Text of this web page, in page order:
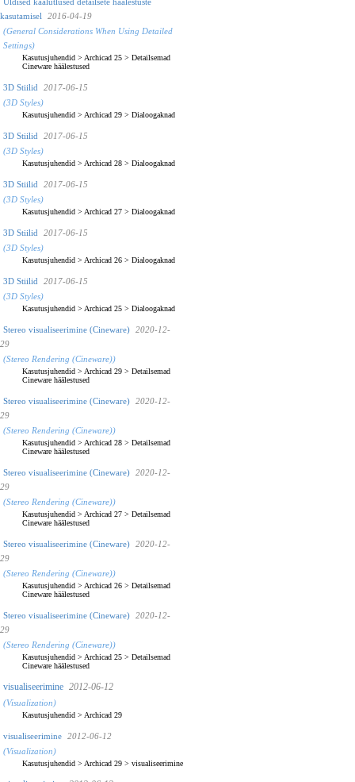
kasutamisel
2016-04-19
(General Considerations When Using Detailed
Settings)
Kasutusjuhendid > Archicad 25 > Detailsemad
Cineware häälestused
3D Stiilid
2017-06-15
(3D Styles)
Kasutusjuhendid > Archicad 29 > Dialoogaknad
3D Stiilid
2017-06-15
(3D Styles)
Kasutusjuhendid > Archicad 28 > Dialoogaknad
3D Stiilid
2017-06-15
(3D Styles)
Kasutusjuhendid > Archicad 27 > Dialoogaknad
3D Stiilid
2017-06-15
(3D Styles)
Kasutusjuhendid > Archicad 26 > Dialoogaknad
3D Stiilid
2017-06-15
(3D Styles)
Kasutusjuhendid > Archicad 25 > Dialoogaknad
Stereo visualiseerimine (Cineware)
2020-12-
29
(Stereo Rendering (Cineware))
Kasutusjuhendid > Archicad 29 > Detailsemad
Cineware häälestused
Stereo visualiseerimine (Cineware)
2020-12-
29
(Stereo Rendering (Cineware))
Kasutusjuhendid > Archicad 28 > Detailsemad
Cineware häälestused
Stereo visualiseerimine (Cineware)
2020-12-
29
(Stereo Rendering (Cineware))
Kasutusjuhendid > Archicad 27 > Detailsemad
Cineware häälestused
Stereo visualiseerimine (Cineware)
2020-12-
29
(Stereo Rendering (Cineware))
Kasutusjuhendid > Archicad 26 > Detailsemad
Cineware häälestused
Stereo visualiseerimine (Cineware)
2020-12-
29
(Stereo Rendering (Cineware))
Kasutusjuhendid > Archicad 25 > Detailsemad
Cineware häälestused
visualiseerimine 2012-06-12
(Visualization)
Kasutusjuhendid > Archicad 29
visualiseerimine
2012-06-12
(Visualization)
Kasutusjuhendid > Archicad 29 > visualiseerimine